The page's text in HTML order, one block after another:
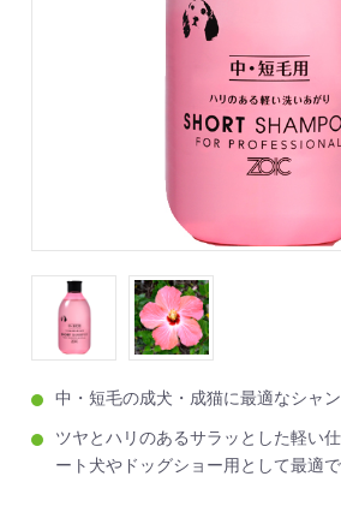
中・短毛の成犬・成猫に最適なシャ
ツヤとハリのあるサラッとした軽い
ート犬やドッグショー用として最適